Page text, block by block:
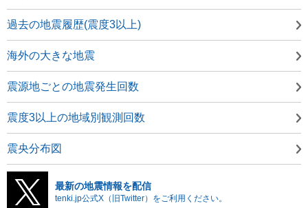
過去の地震履歴(震度3以上)
海外の大きな地震
震源地ごとの地震発生回数
震度3以上の地域別観測回数
震央分布図
最新の地震情報を配信
tenki.jp公式X（旧Twitter）をご利用ください。